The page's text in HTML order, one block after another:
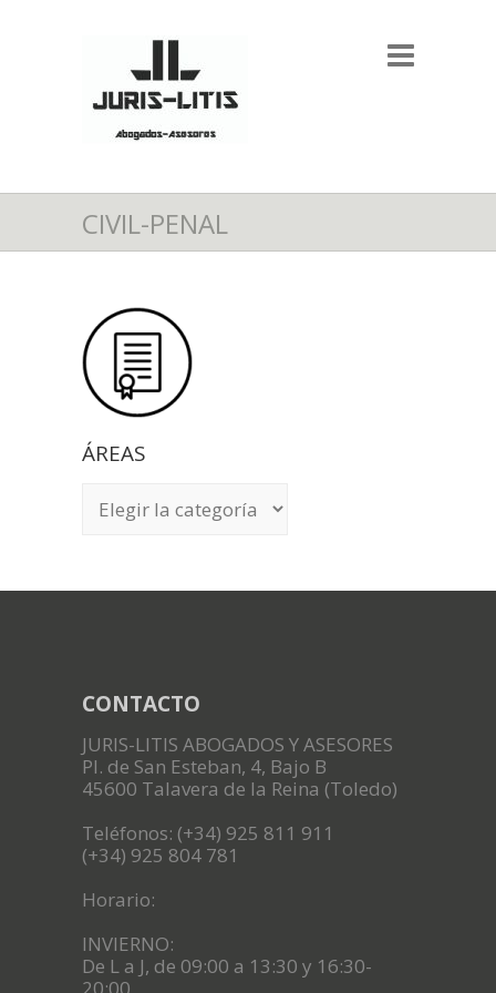
CIVIL-PENAL
ÁREAS
CONTACTO
JURIS-LITIS ABOGADOS Y ASESORES
Pl. de San Esteban, 4, Bajo B
45600 Talavera de la Reina (Toledo)
Teléfonos: (+34) 925 811 911
(+34) 925 804 781
Horario:
INVIERNO:
De L a J, de 09:00 a 13:30 y 16:30-